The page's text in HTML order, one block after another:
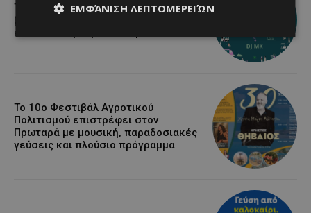
Τα Λεύκαρα ετοιμάζονται για μία
βραδιά γεμάτη street food, μουσική
και καλοκαιρινή διάθεση
Το 10ο Φεστιβάλ Αγροτικού
Πολιτισμού επιστρέφει στον
Πρωταρά με μουσική, παραδοσιακές
γεύσεις και πλούσιο πρόγραμμα
ΕΜΦΆΝΙΣΗ ΛΕΠΤΟΜΕΡΕΙΏΝ